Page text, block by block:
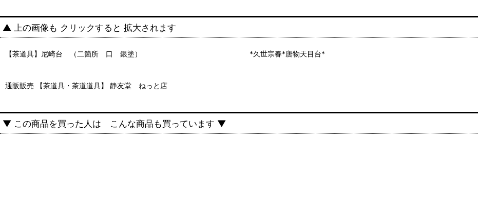
▲ 上の画像も クリックすると 拡大されます
【茶道具】尼崎台 （二箇所 口 銀塗） *久世宗春*唐物天目台*
通販販売 【茶道具・茶道道具】 静友堂 ねっと店
▼ この商品を買った人は こんな商品も買っています ▼